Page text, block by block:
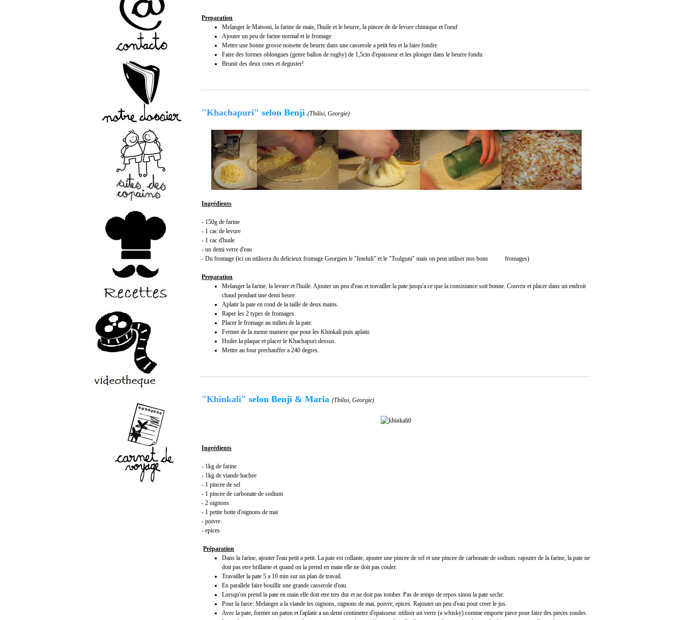
Preparation
Melanger le Matsoni, la farine de mais, l'huile et le beurre, la pincee de de levure chimique et l'oeuf
Ajouter un peu de farine normal et le fromage
Mettre une bonne grosse noisette de beurre dans une casserole a petit feu et la faire fondre
Faire des formes oblongues (genre ballon de rugby) de 1,5cm d'epaisseur et les plonger dans le beurre fondu
Brunir des deux cotes et deguster!
"Khachapuri" selon Benji (Tbilisi, Georgie)
Ingrédients
- 150g de farine
- 1 cac de levure
- 1 cac d'huile
- un demi verre d'eau
- Du fromage (ici on utilisera du delicieux fromage Georgien le "Imeluli" et le "Tsulguni" mais on peut utiliser nos bons fromages)
Preparation
Melanger la farine, la levure et l'huile. Ajouter un peu d'eau et travailler la pate jusqu'a ce que la consistance soit bonne. Couvrir et placer dans un endroit
chaud pendant une demi heure.
Aplatir la pate en rond de la taille de deux mains.
Raper les 2 types de fromages.
Placer le fromage au milieu de la pate.
Fermer de la meme maniere que pour les Khinkali puis aplatir.
Huiler la plaque et placer le Khachapuri dessus.
Mettre au four prechauffer a 240 degres.
"Khinkali" selon Benji & Maria (Tbilisi, Georgie)
Ingrédients
- 1kg de farine
- 1kg de viande hachee
- 1 pincee de sel
- 1 pincee de carbonate de sodium
- 2 oignons
- 1 petite botte d'oignons de mai
- poivre
- epices
Préparation
Dans la farine, ajouter l'eau petit a petit. La pate est collante, ajouter une pincee de sel et une pincee de carbonate de sodium. rajouter de la farine, la pate ne
doit pas etre brillante et quand on la prend en main elle ne doit pas couler.
Travailler la pate 5 a 10 min sur un plan de travail.
En parallele faire bouillir une grande casserole d'eau.
Lorsqu'on prend la pate en main elle doit etre tres dur et ne doit pas tomber. Pas de temps de repos sinon la pate seche.
Pour la farce: Melanger a la viande les oignons, oignons de mai, poivre, epices. Rajouter un peu d'eau pour creer le jus.
Avec la pate, former un paton et l'aplatir a un demi centimetre d'epaisseur. utiliser un verre (a whisky) comme emporte piece pour faire des pieces rondes.